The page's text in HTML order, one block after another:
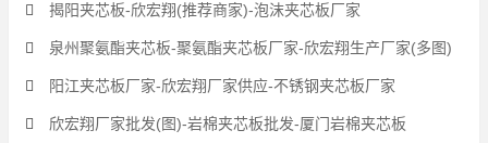
揭阳夹芯板-欣宏翔(推荐商家)-泡沫夹芯板厂家
泉州聚氨酯夹芯板-聚氨酯夹芯板厂家-欣宏翔生产厂家(多图)
阳江夹芯板厂家-欣宏翔厂家供应-不锈钢夹芯板厂家
欣宏翔厂家批发(图)-岩棉夹芯板批发-厦门岩棉夹芯板